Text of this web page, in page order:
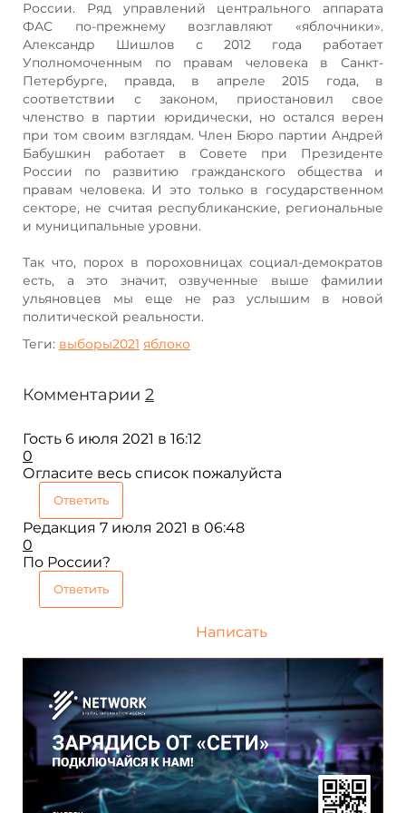
России. Ряд управлений центрального аппарата
ФАС по-прежнему возглавляют «яблочники».
Александр Шишлов с 2012 года работает
Уполномоченным по правам человека в Санкт-
Петербурге, правда, в апреле 2015 года, в
соответствии с законом, приостановил свое
членство в партии юридически, но остался верен
при том своим взглядам. Член Бюро партии Андрей
Бабушкин работает в Совете при Президенте
России по развитию гражданского общества и
правам человека. И это только в государственном
секторе, не считая республиканские, региональные
и муниципальные уровни.
Так что, порох в пороховницах социал-демократов
есть, а это значит, озвученные выше фамилии
ульяновцев мы еще не раз услышим в новой
политической реальности.
Теги: выборы2021 яблоко
Комментарии 2
Гость 6 июля 2021 в 16:12
0
Огласите весь список пожалуйста
Ответить
Редакция 7 июля 2021 в 06:48
0
По России?
Ответить
Написать